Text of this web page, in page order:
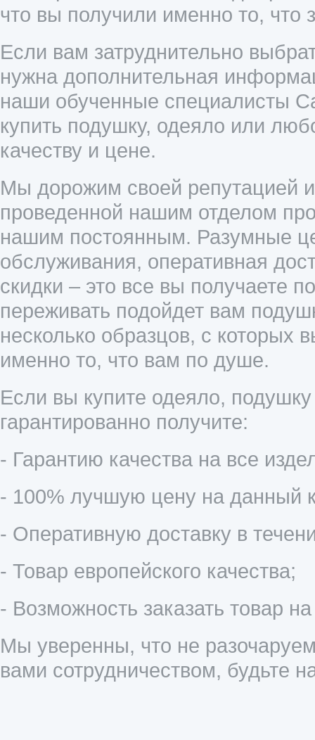
что вы получили именно то, что
Если вам затруднительно
нужна дополнительная
наши обученные специалисты
купить подушку, одеяло или
качеству и цене.
Мы дорожим своей репутацией
проведенной нашим отделом
нашим постоянным. Разумные
обслуживания, оперативная
скидки – это все вы получаете
переживать подойдет вам
несколько образцов, с которых
именно то, что вам по душе.
Если вы купите одеяло,
гарантированно получите:
- Гарантию качества на все
- 100% лучшую цену на данный
- Оперативную доставку в
- Товар европейского качества;
- Возможность заказать товар
Мы уверенны, что не
вами сотрудничеством, будьте